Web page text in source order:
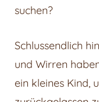
suchen?
Schlussendlich
und Wirren
ein kleines Kind,